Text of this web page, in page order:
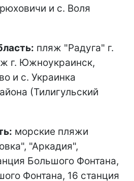
и с. Воля
пляж "Радуга" г.
г. Южноукраинск,
и с. Украинка
(Тилигульский
морские пляжи
"Аркадия",
Большого Фонтана,
Фонтана, 16 станция